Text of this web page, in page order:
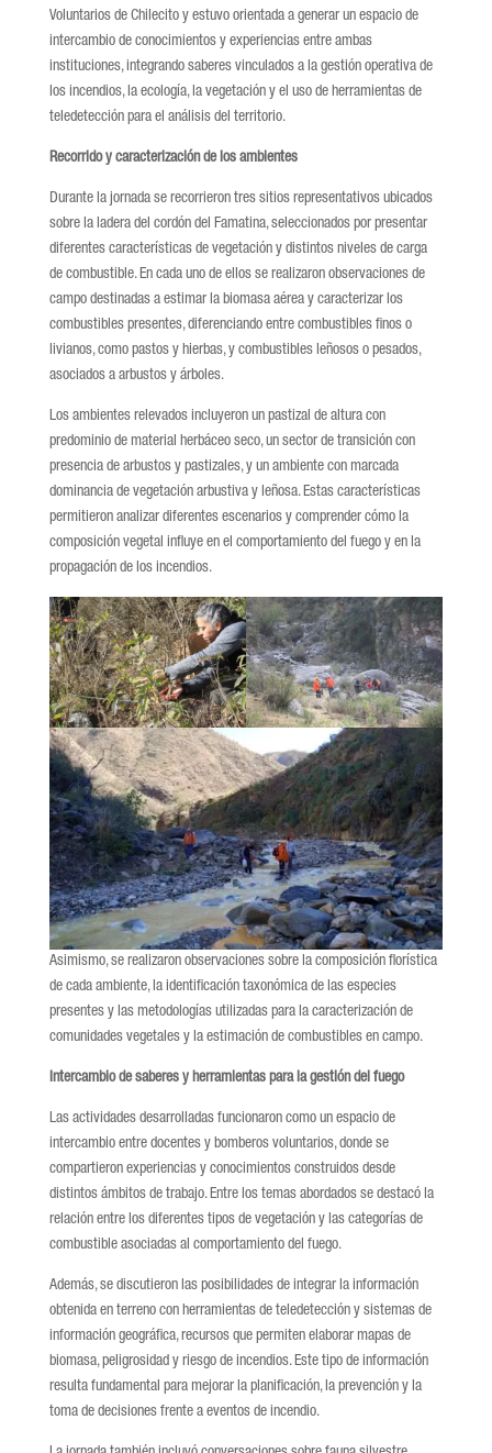
Voluntarios de Chilecito y estuvo orientada a generar un espacio de
intercambio de conocimientos y experiencias entre ambas
instituciones, integrando saberes vinculados a la gestión operativa de
los incendios, la ecología, la vegetación y el uso de herramientas de
teledetección para el análisis del territorio.
Recorrido y caracterización de los ambientes
Durante la jornada se recorrieron tres sitios representativos ubicados
sobre la ladera del cordón del Famatina, seleccionados por presentar
diferentes características de vegetación y distintos niveles de carga
de combustible. En cada uno de ellos se realizaron observaciones de
campo destinadas a estimar la biomasa aérea y caracterizar los
combustibles presentes, diferenciando entre combustibles finos o
livianos, como pastos y hierbas, y combustibles leñosos o pesados,
asociados a arbustos y árboles.
Los ambientes relevados incluyeron un pastizal de altura con
predominio de material herbáceo seco, un sector de transición con
presencia de arbustos y pastizales, y un ambiente con marcada
dominancia de vegetación arbustiva y leñosa. Estas características
permitieron analizar diferentes escenarios y comprender cómo la
composición vegetal influye en el comportamiento del fuego y en la
propagación de los incendios.
Asimismo, se realizaron observaciones sobre la composición florística
de cada ambiente, la identificación taxonómica de las especies
presentes y las metodologías utilizadas para la caracterización de
comunidades vegetales y la estimación de combustibles en campo.
Intercambio de saberes y herramientas para la gestión del fuego
Las actividades desarrolladas funcionaron como un espacio de
intercambio entre docentes y bomberos voluntarios, donde se
compartieron experiencias y conocimientos construidos desde
distintos ámbitos de trabajo. Entre los temas abordados se destacó la
relación entre los diferentes tipos de vegetación y las categorías de
combustible asociadas al comportamiento del fuego.
Además, se discutieron las posibilidades de integrar la información
obtenida en terreno con herramientas de teledetección y sistemas de
información geográfica, recursos que permiten elaborar mapas de
biomasa, peligrosidad y riesgo de incendios. Este tipo de información
resulta fundamental para mejorar la planificación, la prevención y la
toma de decisiones frente a eventos de incendio.